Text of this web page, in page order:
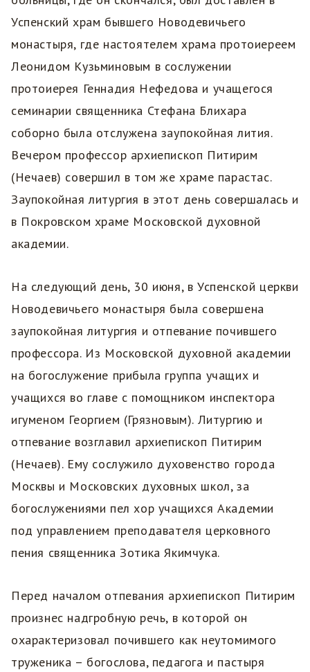
Успенский храм бывшего Новодевичьего
монастыря, где настоятелем храма протоиереем
Леонидом Кузьминовым в сослужении
протоиерея Геннадия Нефедова и учащегося
семинарии священника Стефана Блихара
соборно была отслужена заупокойная лития.
Вечером профессор архиепископ Питирим
(Нечаев) совершил в том же храме парастас.
Заупокойная литургия в этот день совершалась и
в Покровском храме Московской духовной
академии.
На следующий день, 30 июня, в Успенской церкви
Новодевичьего монастыря была совершена
заупокойная литургия и отпевание почившего
профессора. Из Московской духовной академии
на богослужение прибыла группа учащих и
учащихся во главе с помощником инспектора
игуменом Георгием (Грязновым). Литургию и
отпевание возглавил архиепископ Питирим
(Нечаев). Ему сослужило духовенство города
Москвы и Московских духовных школ, за
богослужениями пел хор учащихся Академии
под управлением преподавателя церковного
пения священника Зотика Якимчука.
Перед началом отпевания архиепископ Питирим
произнес надгробную речь, в которой он
охарактеризовал почившего как неутомимого
труженика – богослова, педагога и пастыря